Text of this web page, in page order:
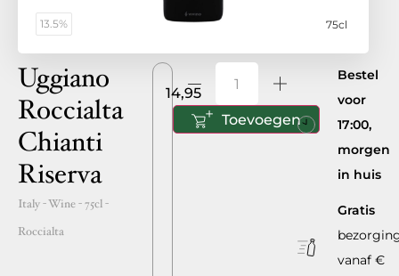
13.5% 75cl
Uggiano
Roccialta
Chianti
Riserva
Italy- Wine -75cl-
Roccialta
14,95
Toevoegen
Bestel
voor
17:00,
morgen
in huis
Gratis
vanaf €